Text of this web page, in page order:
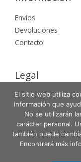
Envíos
Devoluciones
Contacto
Legal
Aviso Legal
Política de Privacidad
Política de Cookies
El sitio web utiliza
información que
No se utilizarán
carácter personal.
también puede
Encontrará más